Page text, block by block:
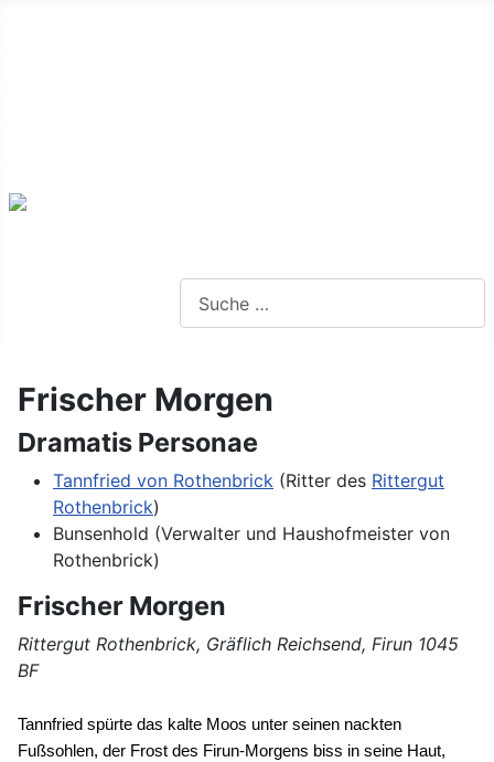
Frischer Morgen
Dramatis Personae
Tannfried von Rothenbrick (Ritter des Rittergut
Rothenbrick)
Bunsenhold (Verwalter und Haushofmeister von
Rothenbrick)
Frischer Morgen
Rittergut Rothenbrick, Gräflich Reichsend, Firun 1045
BF
Tannfried spürte das kalte Moos unter seinen nackten
Fußsohlen, der Frost des Firun-Morgens biss in seine Haut,